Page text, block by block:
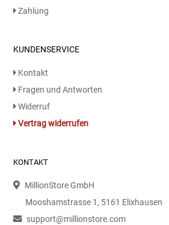
Zahlung
KUNDENSERVICE
Kontakt
Fragen und Antworten
Widerruf
Vertrag widerrufen
KONTAKT
MillionStore GmbH
Mooshamstrasse 1, 5161 Elixhausen
support@millionstore.com